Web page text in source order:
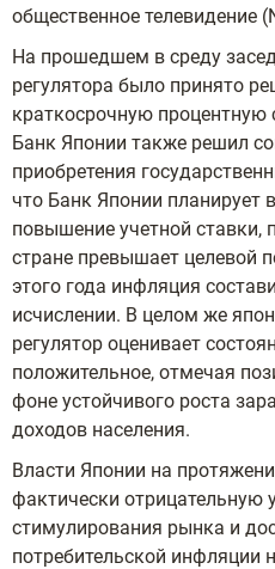
общественное телевидение
На прошедшем в среду
регулятора было принято
краткосрочную процентную
Банк Японии также решил
приобретения
что Банк Японии
повышение учетной ставки,
стране превышает целевой
этого года инфляция
исчислении. В целом же
регулятор оценивает
положительное, отмечая
фоне устойчивого роста
доходов населения.
Власти Японии на
фактически отрицательную
стимулирования рынка и
потребительской инфляции